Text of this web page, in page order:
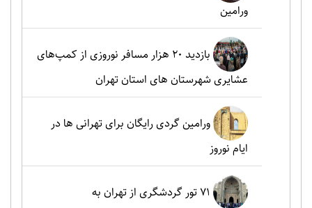
ورامین
بازدید ۲۰ هزار مسافر نوروزی از کمپ‌های
عشایری شهرستان های استان تهران
ورامین گردی رایگان برای تهرانی ها در
ایام نوروز
۷۱ تور گردشگری از تهران به